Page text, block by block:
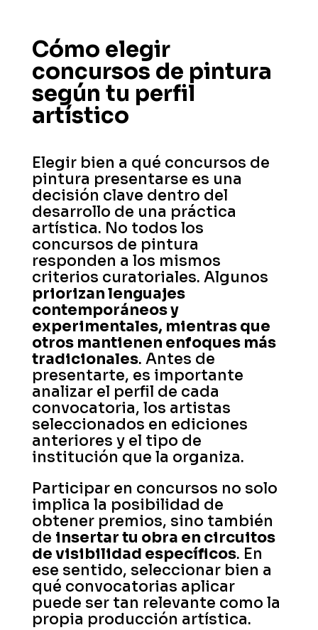
Cómo elegir
concursos de pintura
según tu perfil
artístico
Elegir bien a qué concursos de
pintura presentarse es una
decisión clave dentro del
desarrollo de una práctica
artística. No todos los
concursos de pintura
responden a los mismos
criterios curatoriales. Algunos
priorizan lenguajes
contemporáneos y
experimentales, mientras que
otros mantienen enfoques más
tradicionales. Antes de
presentarte, es importante
analizar el perfil de cada
convocatoria, los artistas
seleccionados en ediciones
anteriores y el tipo de
institución que la organiza.
Participar en concursos no solo
implica la posibilidad de
obtener premios, sino también
de insertar tu obra en circuitos
de visibilidad específicos. En
ese sentido, seleccionar bien a
qué convocatorias aplicar
puede ser tan relevante como la
propia producción artística.